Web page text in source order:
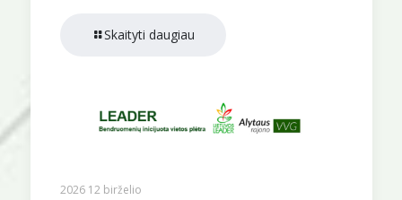
Skaityti daugiau
2026 12 birželio